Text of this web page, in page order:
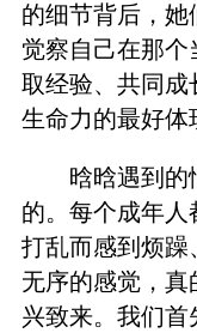
的细节背后，她
觉察自己在那个
取经验、共同成
生命力的最好体
晗晗遇到的
的。每个成年
打乱而感到烦躁
无序的感觉，真
兴致来。我们首